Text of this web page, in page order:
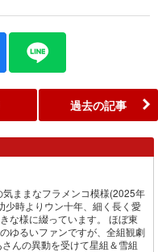
過去の記事
ままなフラメンコ模様(2025年
少時よりウン十年、細く長く愛
な様に綴っています。 ほぼ東
ゆるいファンですが、全組観劇
んの異動を受けて星組＆雪組